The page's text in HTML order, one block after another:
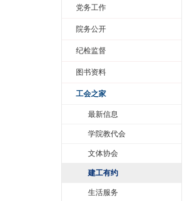
党务工作
院务公开
纪检监督
图书资料
工会之家
最新信息
学院教代会
文体协会
建工有约
生活服务